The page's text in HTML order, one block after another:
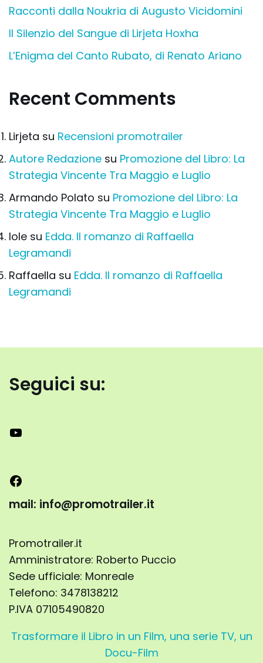
Racconti dalla Noukria di Augusto Vicidomini
Il Silenzio del Sangue di Lirjeta Hoxha
L’Enigma del Canto Rubato, di Renato Ariano
Recent Comments
Lirjeta su Recensioni promotrailer
Autore Redazione su Promozione del Libro: La
Strategia Vincente Tra Maggio e Luglio
Armando Polato su Promozione del Libro: La
Strategia Vincente Tra Maggio e Luglio
Iole su Edda. Il romanzo di Raffaella
Legramandi
Raffaella su Edda. Il romanzo di Raffaella
Legramandi
Seguici su:
mail: info@promotrailer.it
Promotrailer.it
Amministratore: Roberto Puccio
Sede ufficiale: Monreale
Telefono: 3478138212
P.IVA 07105490820
Trasformare il Libro in un Film, una serie TV, un
Docu-Film